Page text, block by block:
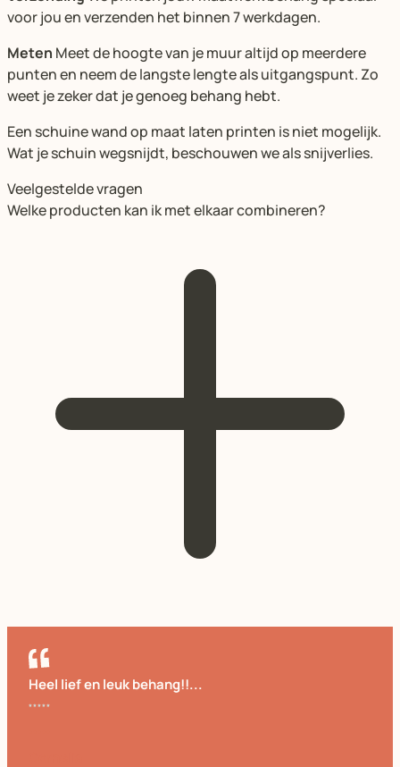
voor jou en verzenden het binnen 7 werkdagen.
Meten Meet de hoogte van je muur altijd op meerdere
punten en neem de langste lengte als uitgangspunt. Zo
weet je zeker dat je genoeg behang hebt.
Een schuine wand op maat laten printen is niet mogelijk.
Wat je schuin wegsnijdt, beschouwen we als snijverlies.
Veelgestelde vragen
Welke producten kan ik met elkaar combineren?
Heel lief en leuk behang!!...